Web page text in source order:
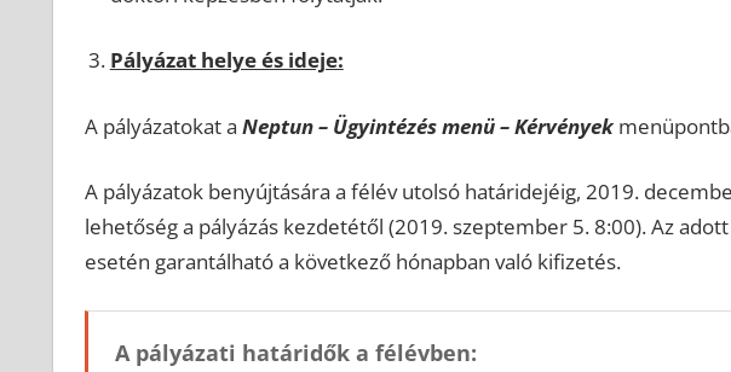
Pályázat helye és ideje:
A pályázatokat a Neptun – Ügyintézés menü – Kérvények
A pályázatok benyújtására a félév utolsó határidejéig, 2019.
lehetőség a pályázás kezdetétől (2019. szeptember 5. 8:00). Az
esetén garantálható a következő hónapban való kifizetés.
A pályázati határidők a félévben: